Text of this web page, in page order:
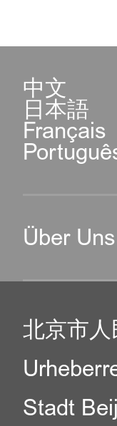
中文
日本語
Français
Über Uns
北京市
Stadt